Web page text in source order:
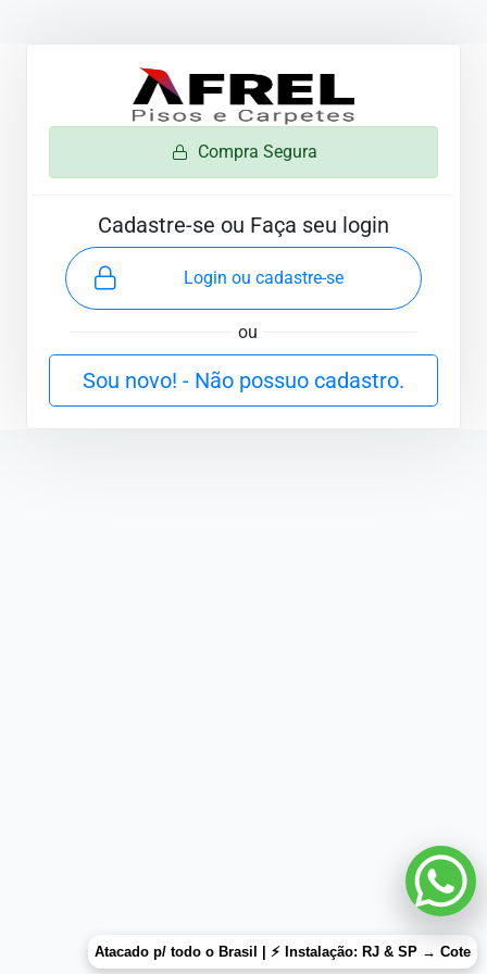
Compra Segura
Cadastre-se ou Faça seu login
Login ou cadastre-se
ou
Sou novo! - Não possuo cadastro.
Atacado p/ todo o Brasil | ⚡ Instalação: RJ & SP → Cote